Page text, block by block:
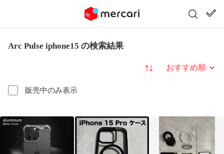
Arc Pulse iphone15 の検索結果
販売中のみ表示
並び替え